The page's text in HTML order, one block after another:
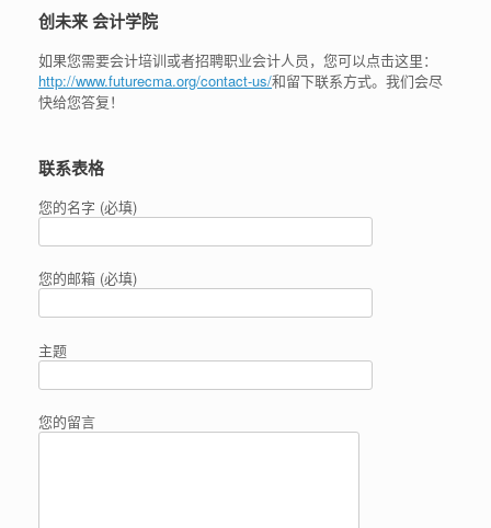
创未来 会计学院
如果您需要会计培训或者招聘职业会计人员，您可以点击这里：
http://www.futurecma.org/contact-us/和留下联系方式。我们会尽
快给您答复！
联系表格
您的名字 (必填)
您的邮箱 (必填)
主题
您的留言